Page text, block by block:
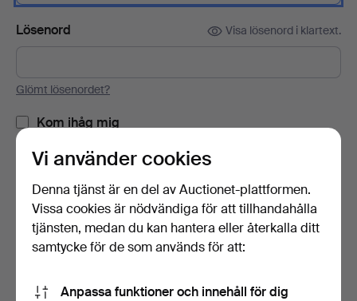
Lösenord Visa lösenord i klartext.
Glömt lösenordet?
Kom ihåg mig
Logga in
eller logga in via Facebook här
Vi använder cookies
Denna tjänst är en del av Auctionet-plattformen.
Vissa cookies är nödvändiga för att tillhandahålla
tjänsten, medan du kan hantera eller återkalla ditt
samtycke för de som används för att:
Anpassa funktioner och innehåll för dig